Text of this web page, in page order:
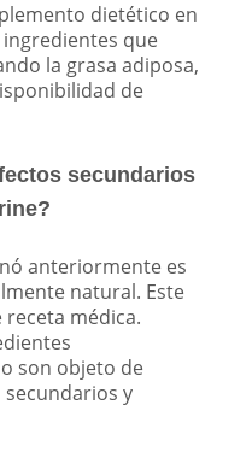
dietético en
que
la grasa adiposa,
de
secundarios
anteriormente es
natural. Este
médica.
son objeto de
y